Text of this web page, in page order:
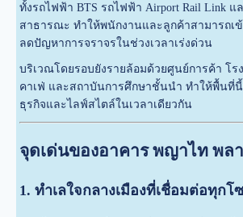
ทั้งรถไฟฟ้า BTS รถไฟฟ้า Airport Rail Link แ
สาธารณะ ทำให้พนักงานและลูกค้าสามารถเข้
ลดปัญหาการจราจรในช่วงเวลาเร่งด่วน
บริเวณโดยรอบยังรายล้อมด้วยศูนย์การค้า โร
คาเฟ่ และสถาบันการศึกษาชั้นนำ ทำให้พื้นที่
ธุรกิจและไลฟ์สไตล์ในเวลาเดียวกัน
จุดเด่นของอาคาร พญาไท พล
1. ทำเลใจกลางเมืองที่เชื่อมต่อทุกโ